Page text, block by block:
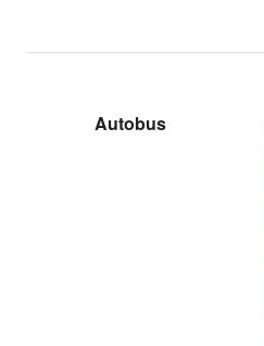
Autobus